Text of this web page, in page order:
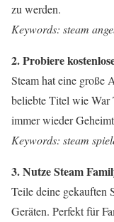
zu werden.
Keywords: steam
2. Probiere
Steam hat eine große
beliebte Titel wie War
immer wieder
Keywords: steam
3. Nutze Steam
Teile deine gekauften
Geräten. Perfekt für